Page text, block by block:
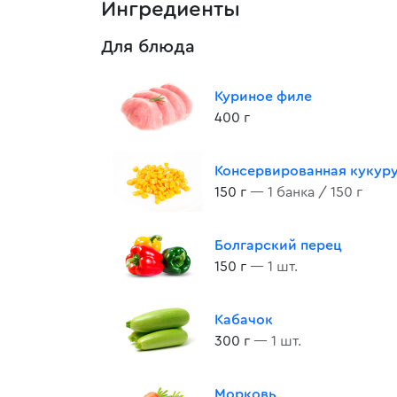
Ингредиенты
Для блюда
Куриное филе
400 г
Консервированная
150 г — 1 банка / 150 г
Болгарский перец
150 г — 1 шт.
Кабачок
300 г — 1 шт.